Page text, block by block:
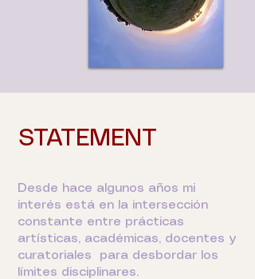
Desde hace algunos años mi
interés está en la intersección
constante entre prácticas
artísticas, académicas, docentes y
curatoriales para desbordar los
límites disciplinares.
STATEMENT